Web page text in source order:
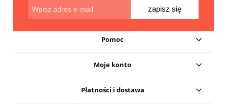
zapisz się
Pomoc
Moje konto
Płatności i dostawa